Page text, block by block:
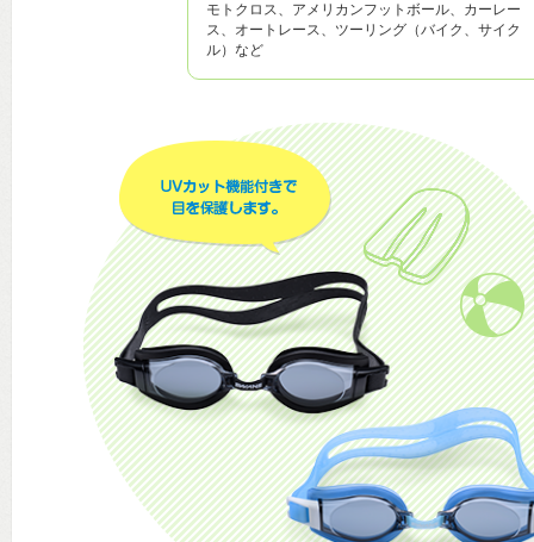
モトクロス、アメリカンフットボール、カーレー
ス、オートレース、ツーリング（バイク、サイク
ル）など